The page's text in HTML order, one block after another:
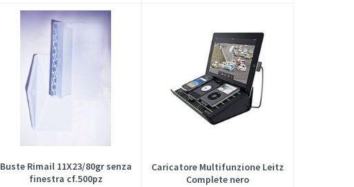
Buste Rimail 11X23/80gr senza
finestra cf.500pz
Caricatore Multifunzione Leitz
Complete nero